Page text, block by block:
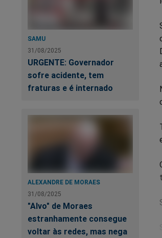
SAMU
31/08/2025
URGENTE: Governador
sofre acidente, tem
fraturas e é internado
ALEXANDRE DE MORAES
31/08/2025
"Alvo" de Moraes
estranhamente consegue
voltar às redes, mas nega